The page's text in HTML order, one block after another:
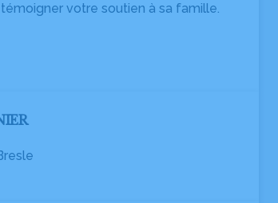
votre soutien à sa famille.